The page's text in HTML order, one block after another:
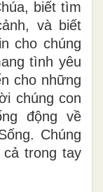
biết tìm
và biết
cho chúng
tình yêu
cho những
chúng con
động về
Chúng
trong tay